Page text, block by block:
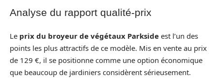
Analyse du rapport qualité-prix
Le prix du broyeur de végétaux Parkside est l’un des
points les plus attractifs de ce modèle. Mis en vente au prix
de 129 €, il se positionne comme une option économique
que beaucoup de jardiniers considèrent sérieusement.